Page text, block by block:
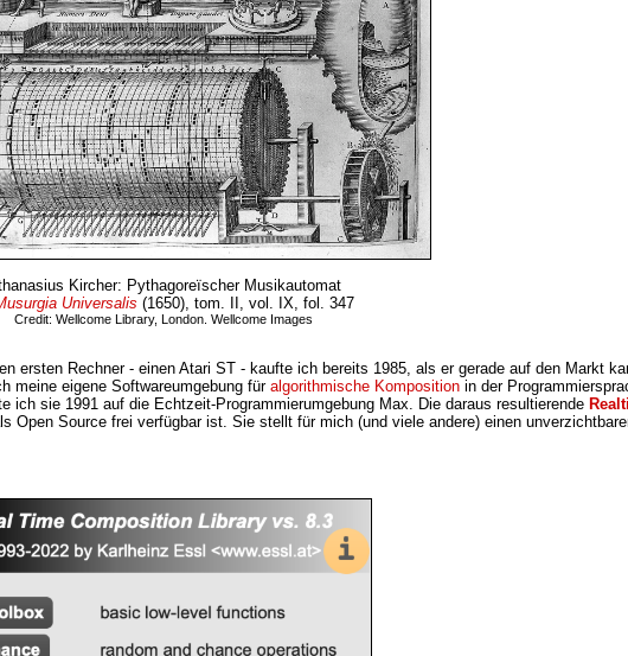
Kircher: Pythagoreïscher Musikautomat
Universalis (1650), tom. II, vol. IX, fol. 347
Credit: Wellcome Library, London. Wellcome Images
Rechner - einen Atari ST - kaufte ich bereits 1985, als er gerade auf den Markt
meine eigene Softwareumgebung für algorithmische Komposition in der
sie 1991 auf die Echtzeit-Programmierumgebung Max. Die daraus resultierende
Source frei verfügbar ist. Sie stellt für mich (und viele andere) einen